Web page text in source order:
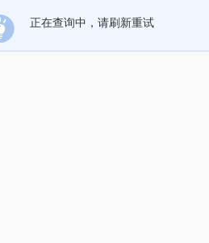
正在查询中，请刷新重试